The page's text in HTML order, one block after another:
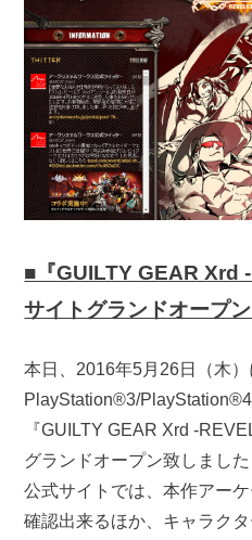
■『GUILTY GEAR Xrd
サイトグランドオープン
本日、2016年5月26日（木
PlayStation®3/PlayStation®4
『GUILTY GEAR Xrd -
グランドオープン致しました
公式サイトでは、本作アー
確認出来るほか、キャラク